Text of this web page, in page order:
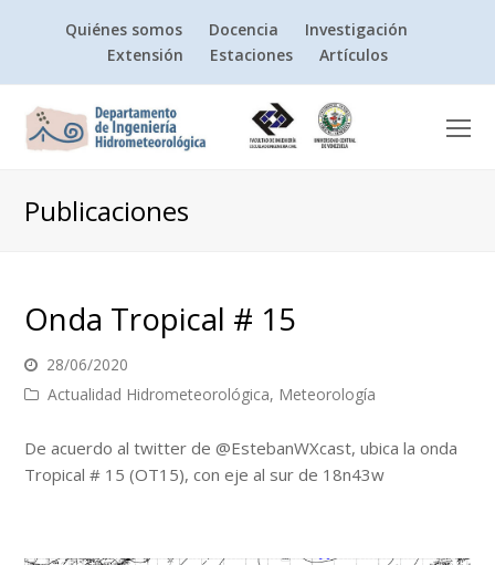
Quiénes somos Docencia
Investigación
Extensión
Estaciones Artículos
Publicaciones
Onda Tropical # 15
28/06/2020
Actualidad Hidrometeorológica, Meteorología
De acuerdo al twitter de @EstebanWXcast, ubica la onda
Tropical # 15 (OT15), con eje al sur de 18n43w